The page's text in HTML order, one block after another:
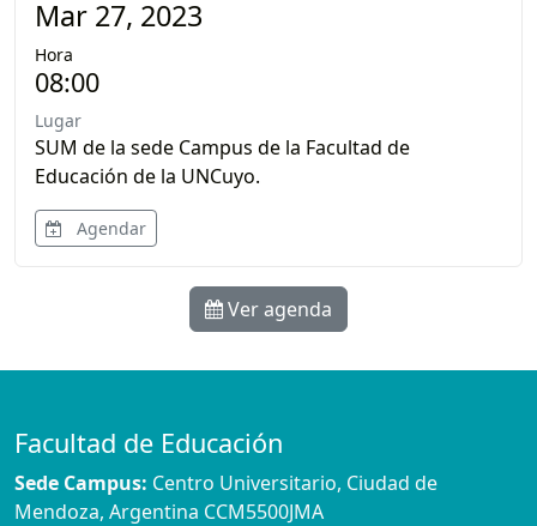
Mar 27, 2023
Hora
08:00
Lugar
SUM de la sede Campus de la Facultad de
Educación de la UNCuyo.
Agendar
Ver agenda
Facultad de Educación
Sede Campus: Centro Universitario, Ciudad de
Mendoza, Argentina CCM5500JMA